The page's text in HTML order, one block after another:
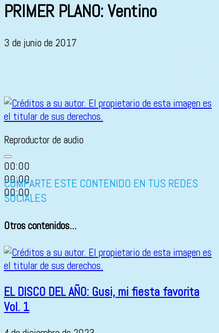
PRIMER PLANO: Ventino
3 de junio de 2017
Reproductor de audio
00:00
00:00
00:00
COMPARTE ESTE CONTENIDO EN TUS REDES
SOCIALES
Otros contenidos...
EL DISCO DEL AÑO: Gusi, mi fiesta favorita
Vol. 1